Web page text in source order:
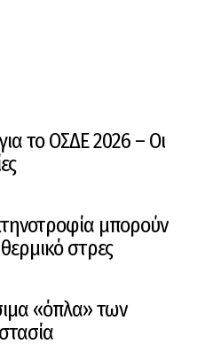
το ΟΣΔΕ 2026 – Οι
μπορούν
στρες
«όπλα» των